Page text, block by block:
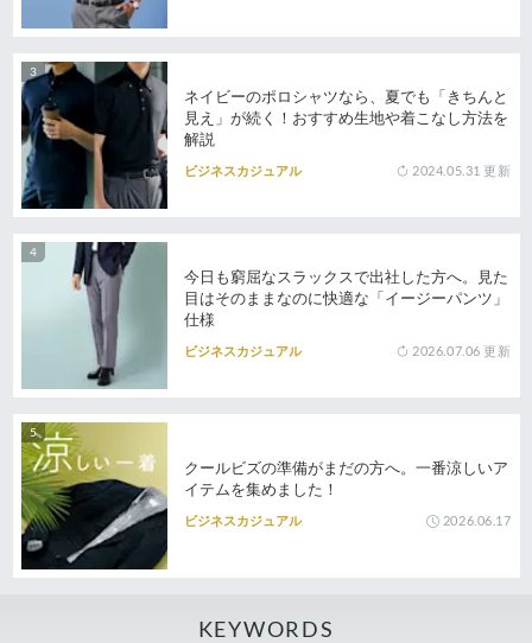
ネイビーのポロシャツなら、夏でも「きちんと
見え」が続く！おすすめ生地や着こなし方法を
解説
ビジネスカジュアル 2024.05.31 更新
今日も窮屈なスラックスで出社した方へ。見た
目はそのままなのに快適な「イージーパンツ」
仕様
ビジネスカジュアル 2026.07.06 更新
クールビズの準備がまだの方へ。一番涼しいア
イテムを集めました！
ビジネスカジュアル 2026.06.17
KEYWORDS